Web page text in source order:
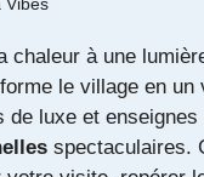
chaleur à une
le village en un
de luxe et
spectaculaires.